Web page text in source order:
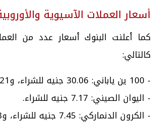
أسعار العملات الآسيوية
كما أعلنت البنوك أسعار عدد من
كالتالي:
- 100 ين ياباني: 30.06 جنيه للشراء، و30.21 جنيه للبيع.
- اليوان الصيني: 7.17 جنيه للشراء.
- الكرون الدنماركي: 7.45 جنيه للشراء، و7.48 جنيه للبيع.